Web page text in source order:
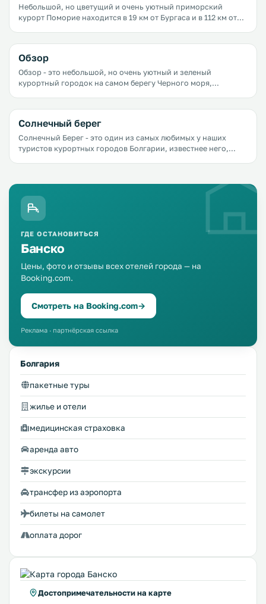
приятное, очень низкие цены.
Небольшой, но цветущий и очень уютный приморский
курорт Поморие находится в 19 км от Бургаса и в 112 км от
Обзор
Обзор - это небольшой, но очень уютный и зеленый
курортный городок на самом берегу Черного моря,
Солнечный берег
Солнечный Берег - это один из самых любимых у наших
туристов курортных городов Болгарии, известнее него,
ГДЕ ОСТАНОВИТЬСЯ
Банско
Цены, фото и отзывы всех отелей города — на
Booking.com.
Смотреть на Booking.com→
Реклама · партнёрская ссылка
Болгария
пакетные туры
жилье и отели
медицинская страховка
аренда авто
экскурсии
трансфер из аэропорта
билеты на самолет
оплата дорог
Достопримечательности на карте